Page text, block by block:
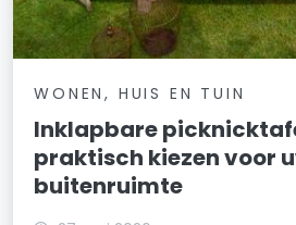
WONEN, HUIS EN TUIN
Inklapbare
praktisch kiezen voor
buitenruimte